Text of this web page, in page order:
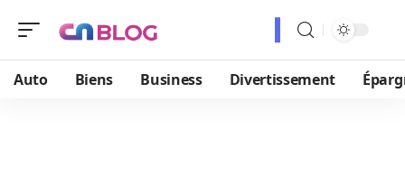
Auto Biens Business Divertissement